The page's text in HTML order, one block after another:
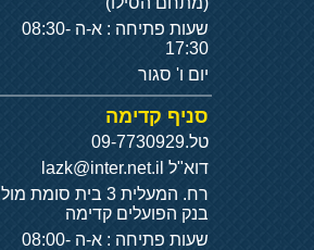
שעות פתיחה : א-ה 08:30-
17:30
יום ו' סגור
סניף קדימה
טל.09-7730929
דוא"ל
רח. המעלית 3 בית סומת מול
בנק הפועלים קדימה
שעות פתיחה : א-ה 08:00-